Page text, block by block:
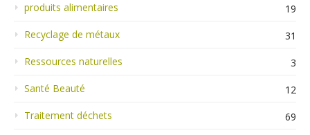
produits alimentaires
19
Recyclage de métaux
31
Ressources naturelles
3
Santé Beauté
12
Traitement déchets
69